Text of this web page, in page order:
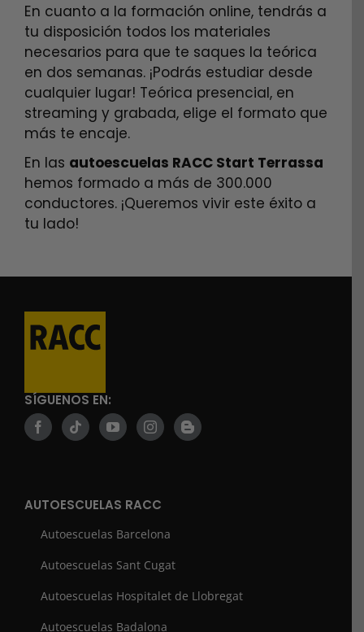
En cuanto a la formación online, tendrás a
tu disposición todos los materiales
necesarios para que te saques la teórica
en dos semanas. ¡Podrás estudiar desde
cualquier lugar! Teórica presencial, en
streaming y grabada, elige el formato que
más te encaje.
En las autoescuelas RACC Start Terrassa
hemos formado a más de 300.000
conductores. ¡Queremos vivir este éxito a
tu lado!
SÍGUENOS EN:
AUTOESCUELAS RACC
Autoescuelas Barcelona
Autoescuelas Sant Cugat
Autoescuelas Hospitalet de Llobregat
Autoescuelas Badalona